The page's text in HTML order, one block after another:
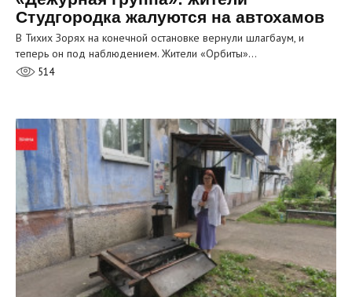
Студгородка жалуются на автохамов
В Тихих Зорях на конечной остановке вернули шлагбаум, и
теперь он под наблюдением. Жители «Орбиты»…
514